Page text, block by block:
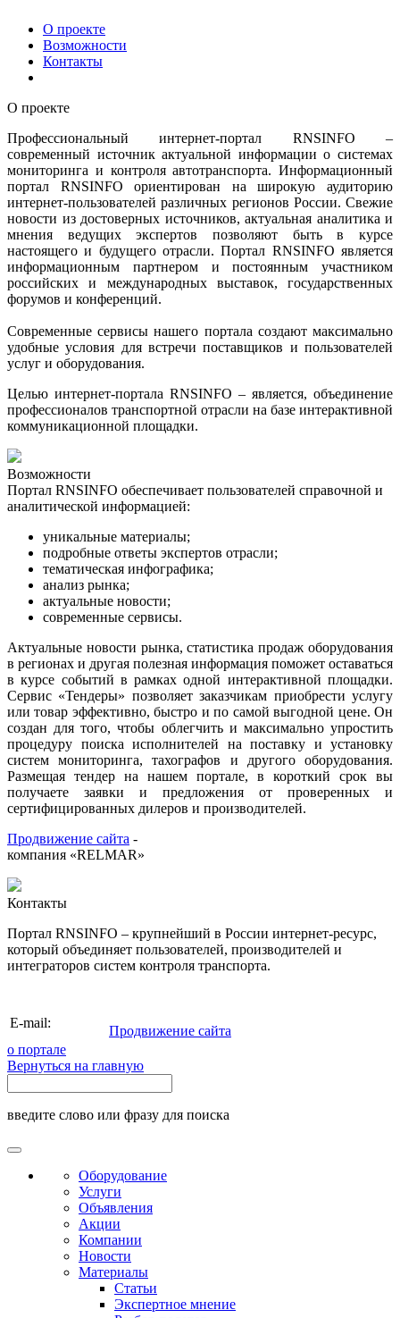
О проекте
Возможности
Контакты
О проекте
Профессиональный интернет-портал RNSINFO –
современный источник актуальной информации о системах
мониторинга и контроля автотранспорта. Информационный
портал RNSINFO ориентирован на широкую аудиторию
интернет-пользователей различных регионов России. Свежие
новости из достоверных источников, актуальная аналитика и
мнения ведущих экспертов позволяют быть в курсе
настоящего и будущего отрасли. Портал RNSINFO является
информационным партнером и постоянным участником
российских и международных выставок, государственных
форумов и конференций.
Современные сервисы нашего портала создают максимально
удобные условия для встречи поставщиков и пользователей
услуг и оборудования.
Целью интернет-портала RNSINFO – является, объединение
профессионалов транспортной отрасли на базе интерактивной
коммуникационной площадки.
Возможности
Портал RNSINFO обеспечивает пользователей справочной и
аналитической информацией:
уникальные материалы;
подробные ответы экспертов отрасли;
тематическая инфографика;
анализ рынка;
актуальные новости;
современные сервисы.
Актуальные новости рынка, статистика продаж оборудования
в регионах и другая полезная информация поможет оставаться
в курсе событий в рамках одной интерактивной площадки.
Сервис «Тендеры» позволяет заказчикам приобрести услугу
или товар эффективно, быстро и по самой выгодной цене. Он
создан для того, чтобы облегчить и максимально упростить
процедуру поиска исполнителей на поставку и установку
систем мониторинга, тахографов и другого оборудования.
Размещая тендер на нашем портале, в короткий срок вы
получаете заявки и предложения от проверенных и
сертифицированных дилеров и производителей.
Продвижение сайта -
компания «RELMAR»
Контакты
Портал RNSINFO – крупнейший в России интернет-ресурс,
который объединяет пользователей, производителей и
интеграторов систем контроля транспорта.
E-mail:
Продвижение сайта
о портале
Вернуться на главную
введите слово или фразу для поиска
Оборудование
Услуги
Объявления
Акции
Компании
Новости
Материалы
Статьи
Экспертное мнение